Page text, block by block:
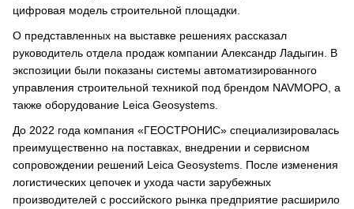
цифровая модель строительной площадки.
О представленных на выставке решениях рассказал
руководитель отдела продаж компании Александр Ладыгин. В
экспозиции были показаны системы автоматизированного
управления строительной техникой под брендом NAVMOPO, а
также оборудование Leica Geosystems.
До 2022 года компания «ГЕОСТРОНИС» специализировалась
преимущественно на поставках, внедрении и сервисном
сопровождении решений Leica Geosystems. После изменения
логистических цепочек и ухода части зарубежных
производителей с российского рынка предприятие расширило